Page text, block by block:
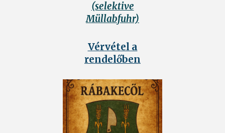
(selektive
Müllabfuhr)
Vérvétel a
rendelőben